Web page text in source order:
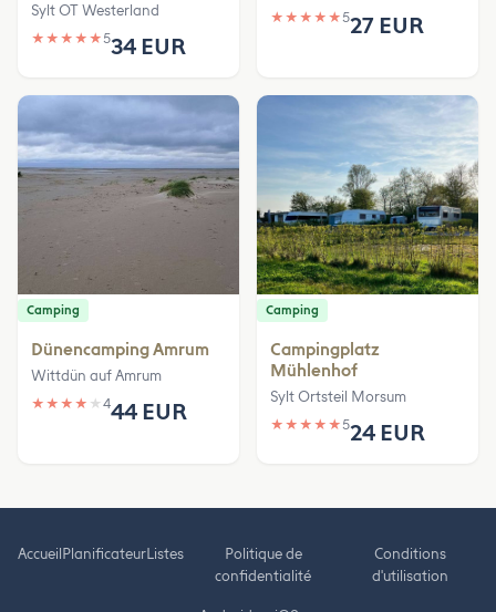
Sylt OT Westerland
★ ★ ★ ★ ★534 EUR
★ ★ ★ ★ ★527 EUR
Camping
Dünencamping Amrum
Wittdün auf Amrum
★ ★ ★ ★ ★ 444 EUR
Camping
Campingplatz
Mühlenhof
Sylt Ortsteil Morsum
★ ★ ★ ★ ★524 EUR
AccueilPlanificateurListes
Politique de
confidentialité
Conditions
d'utilisation